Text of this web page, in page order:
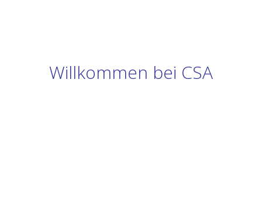
Willkommen bei CSA